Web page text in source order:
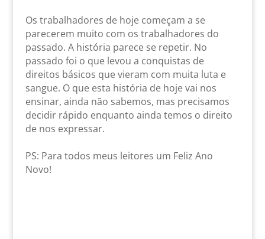
Os trabalhadores de hoje começam a se
parecerem muito com os trabalhadores do
passado. A história parece se repetir. No
passado foi o que levou a conquistas de
direitos básicos que vieram com muita luta e
sangue. O que esta história de hoje vai nos
ensinar, ainda não sabemos, mas precisamos
decidir rápido enquanto ainda temos o direito
de nos expressar.
PS: Para todos meus leitores um Feliz Ano
Novo!